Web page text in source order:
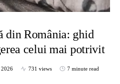
din România: ghid
celui mai potrivit
2026 731 views 7 minute read